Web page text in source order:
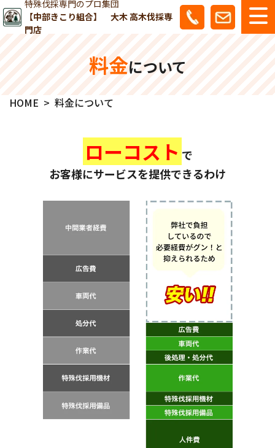
特殊伐採専門のプロ集団
【中部きこり組合】 大木 高木伐採専
門店
料金について
HOME 料金について
ローコスト で
お客様にサービスを提供できるわけ